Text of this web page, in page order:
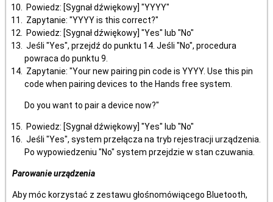
Powiedz: [Sygnał dźwiękowy] "YYYY"
Zapytanie: "YYYY is this correct?"
Powiedz: [Sygnał dźwiękowy] "Yes" lub "No"
Jeśli "Yes", przejdź do punktu 14. Jeśli "No", procedura
powraca do punktu 9.
Zapytanie: "Your new pairing pin code is YYYY. Use this pin
code when pairing devices to the Hands free system.
Do you want to pair a device now?"
Powiedz: [Sygnał dźwiękowy] "Yes" lub "No"
Jeśli "Yes", system przełącza na tryb rejestracji urządzenia.
Po wypowiedzeniu "No" system przejdzie w stan czuwania.
Parowanie urządzenia
Aby móc korzystać z zestawu głośnomówiącego Bluetooth,